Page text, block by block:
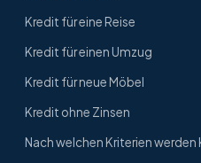
Kredit für eine Reise
Kredit für einen Umzug
Kredit für neue Möbel
Kredit ohne Zinsen
Nach welchen Kriterien